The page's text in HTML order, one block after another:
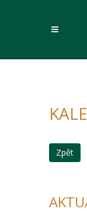
Zpět